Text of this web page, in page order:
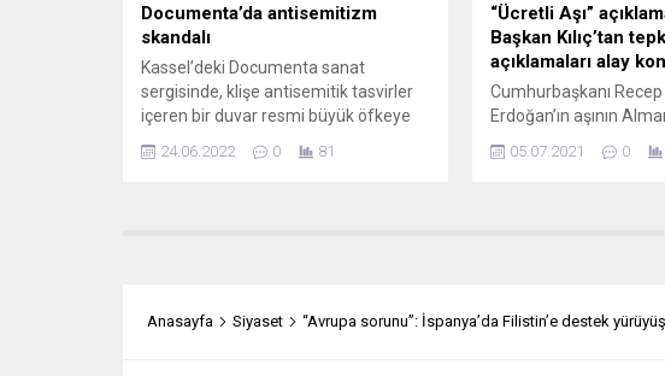
Documenta’da antisemitizm
skandalı
Kassel’deki Documenta sanat
sergisinde, klişe antisemitik tasvirler
içeren bir duvar resmi büyük öfkeye
Endonezyalı sanatçı kolektifi Taring
sorumluların bir kolektifin ardına
24.06.2022 0 81
“Ücretli Aşı”
Başkan Kılıç’tan
açıklamaları alay
Cumhurbaşkanı
Erdoğan’ın aşının
gösteren CHP Bavyera
karşılanırken, bir tepki
05.07.2021 0
Anasayfa Siyaset “Avrupa sorunu”: İspanya’da Filistin’e destek